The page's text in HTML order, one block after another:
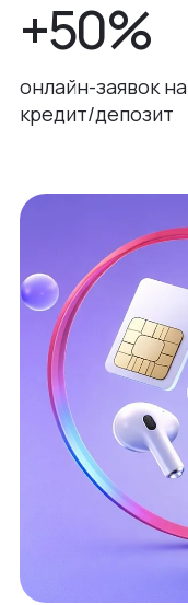
+50%
онлайн-заявок на
кредит/депозит